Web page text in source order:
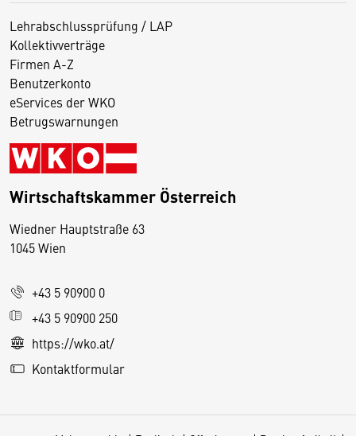
Lehrabschlussprüfung / LAP
Kollektivverträge
Firmen A-Z
Benutzerkonto
eServices der WKO
Betrugswarnungen
Wirtschaftskammer Österreich
Wiedner Hauptstraße 63
1045 Wien
+43 5 90900 0
+43 5 90900 250
https://wko.at/
Kontaktformular
D
s
e
S
e